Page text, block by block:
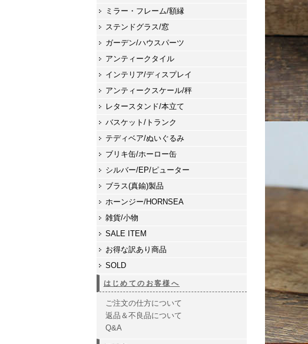
ミラー・フレーム/額縁
ステンドグラス/窓
ガーデン/ハウスパーツ
アンティークタイル
インテリア/ディスプレイ
アンティークスケール/秤
レタースタンド/本立て
バスケット/トランク
テディベア/ぬいぐるみ
ブリキ缶/ホーロー缶
シルバー/EP/ピューター
ブラス(真鍮)製品
ホーンジー/HORNSEA
雑貨/小物
SALE ITEM
お得な訳あり商品
SOLD
はじめてのお客様へ
ご注文の仕方について
返品＆不良品について
Q&A